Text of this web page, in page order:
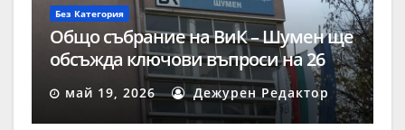
Без Категория
Общо събрание на ВиК – Шумен ще
обсъжда ключови въпроси на 26
май 19, 2026 Дежурен Редактор